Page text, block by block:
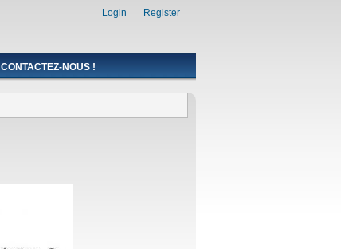
Login Register
CONTACTEZ-NOUS !